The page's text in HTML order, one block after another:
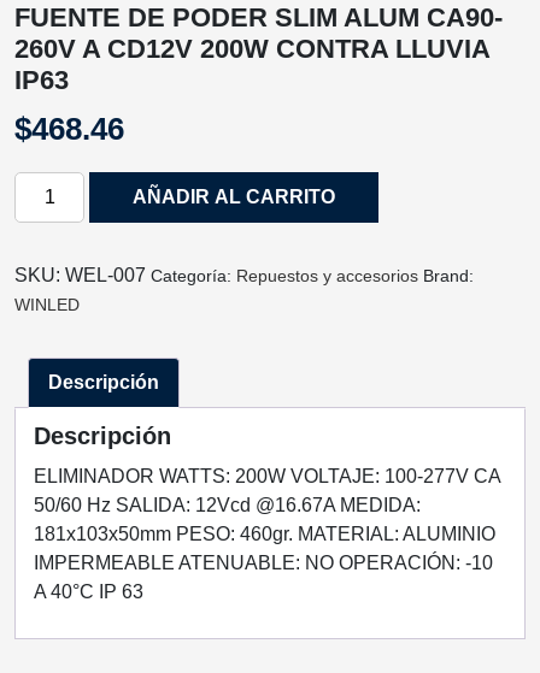
FUENTE DE PODER SLIM ALUM CA90‐
260V A CD12V 200W CONTRA LLUVIA
IP63
$468.46
FUENTE
SLIM
ALUM
260V
CD12V
200W
CONTRA
LLUVIA
IP63
cantidad
AÑADIR AL CARRITO
SKU: WEL‐007 Categoría: Repuestos y accesorios Brand:
WINLED
Descripción
Descripción
ELIMINADOR WATTS: 200W VOLTAJE: 100-277V CA
50/60 Hz SALIDA: 12Vcd @16.67A MEDIDA:
181x103x50mm PESO: 460gr. MATERIAL: ALUMINIO
IMPERMEABLE ATENUABLE: NO OPERACIÓN: -10
A 40°C IP 63